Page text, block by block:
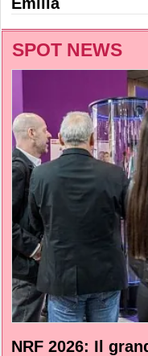
SPOT NEWS
NRF 2026: Il